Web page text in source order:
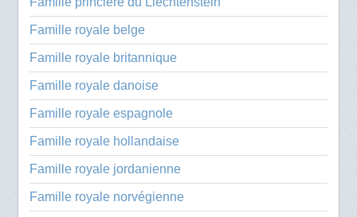
Famille royale belge
Famille royale britannique
Famille royale danoise
Famille royale espagnole
Famille royale hollandaise
Famille royale jordanienne
Famille royale norvégienne